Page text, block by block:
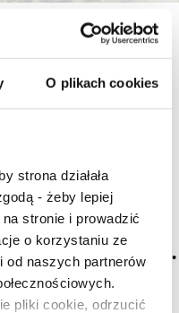
O plikach cookies
strona działała
- żeby lepiej
stronie i prowadzić
o korzystaniu ze
od naszych partnerów
pliki cookie, odrzucić
tagu: vin
narzędziem
jak kucharz
ze sobą różne
beczek, aby osiągnąć
mieszanie wina →